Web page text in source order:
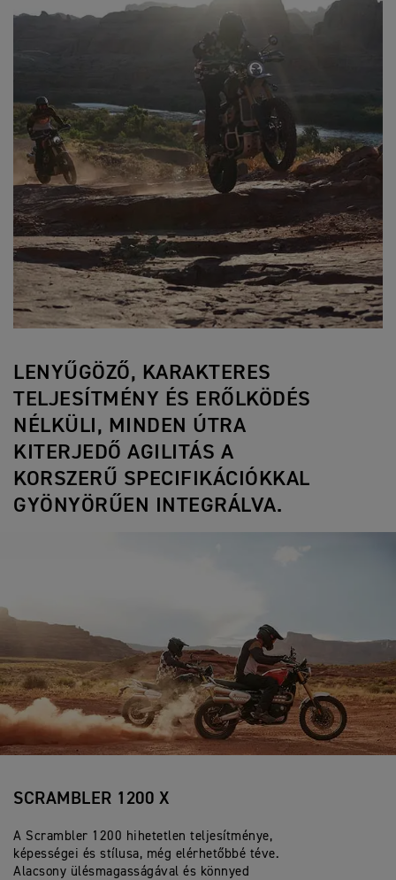
LENYŰGÖZŐ, KARAKTERES
TELJESÍTMÉNY ÉS ERŐLKÖDÉS
NÉLKÜLI, MINDEN ÚTRA
KITERJEDŐ AGILITÁS A
KORSZERŰ SPECIFIKÁCIÓKKAL
GYÖNYÖRŰEN INTEGRÁLVA.
SCRAMBLER 1200 X
A Scrambler 1200 hihetetlen teljesítménye,
képességei és stílusa, még elérhetőbbé téve.
Alacsony ülésmagasságával és könnyed